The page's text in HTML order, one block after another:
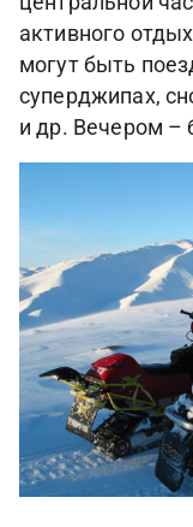
активного
могут быть
суперджипах,
и др. Вечером –